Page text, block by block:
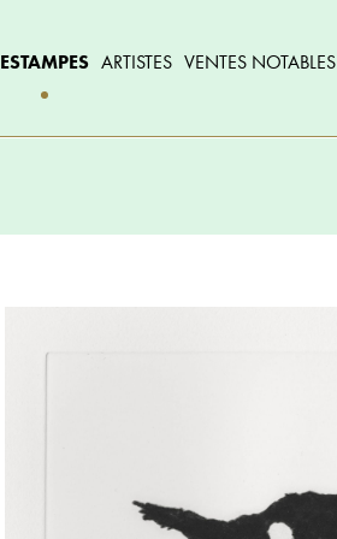
ESTAMPES ARTISTES VENTES NOTABLES